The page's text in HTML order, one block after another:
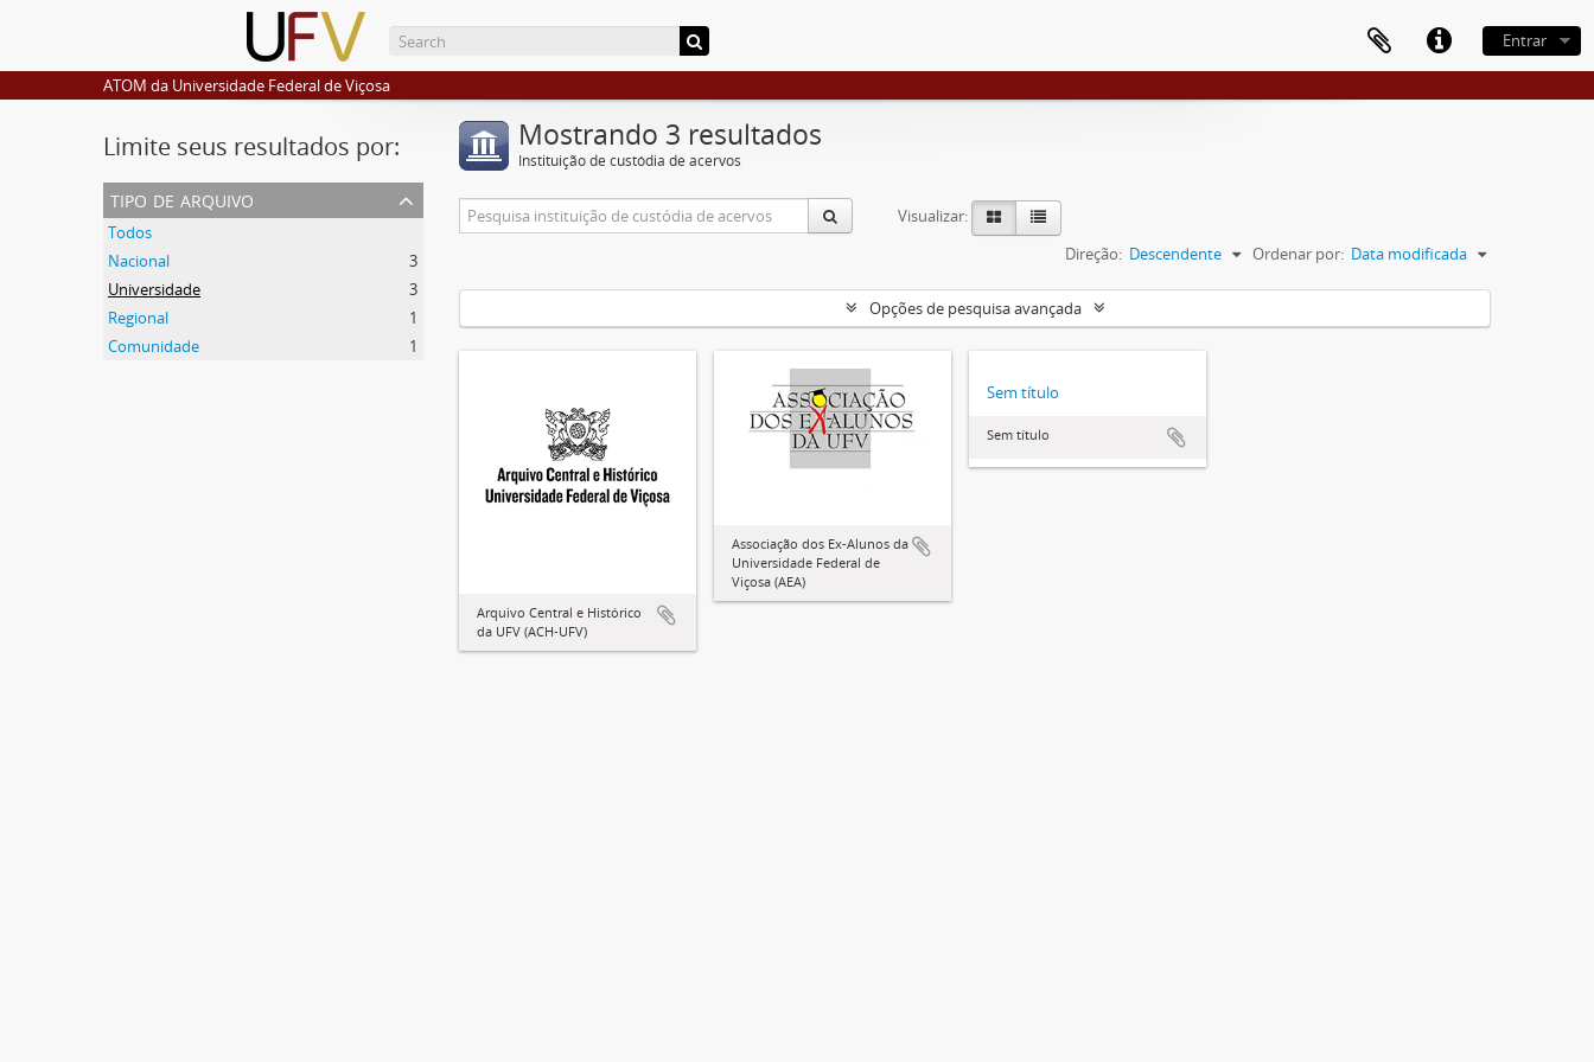
Entrar
ATOM da Universidade Federal de Viçosa
Limite seus resultados por:
tipo de arquivo
Todos
Nacional
3
Universidade
3
Regional
1
Comunidade
1
Mostrando 3 resultados
Instituição de custódia de acervos
Visualizar:
Ordenar por: Data modificada
Direção: Descendente
Opções de pesquisa avançada
Arquivo Central e Histórico
da UFV (ACH-UFV)
Associação dos Ex-Alunos da
Universidade Federal de
Viçosa (AEA)
Sem título
Sem título